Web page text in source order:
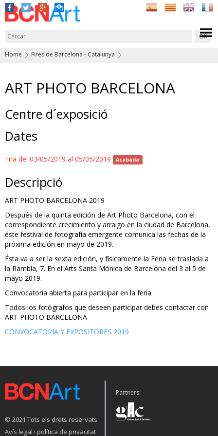
Home Fires de Barcelona - Catalunya
ART PHOTO BARCELONA
Centre d´exposició
Dates
Fira del 03/05/2019 al 05/05/2019 Acabada
Descripció
ART PHOTO BARCELONA 2019
Después de la quinta edición de Art Photo Barcelona, con el
correspondiente crecimiento y arraigo en la ciudad de Barcelona,
éste festival de fotografía emergente comunica las fechas de la
próxima edición en mayo de 2019.
Ésta va a ser la sexta edición, y físicamente la Feria se traslada a
la Rambla, 7. En el Arts Santa Mònica de Barcelona del 3 al 5 de
mayo 2019.
Convocatoria abierta para participar en la feria.
Todos los fotógrafos que deseen participar debes contactar con
ART PHOTO BARCELONA
CONVOCATORIA Y EXPOSITORES 2019
© 2021 Tots els drets reservats
Avís legal i política de privacitat
Partners: